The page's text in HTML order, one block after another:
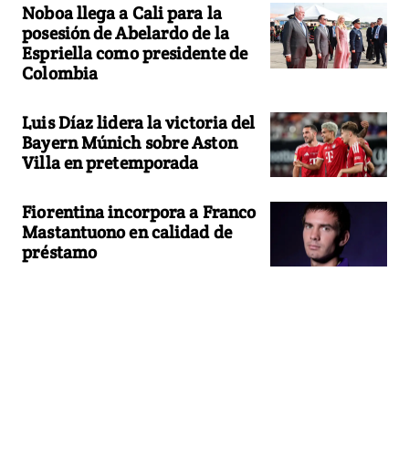
Noboa llega a Cali para la
posesión de Abelardo de la
Espriella como presidente de
Colombia
Luis Díaz lidera la victoria del
Bayern Múnich sobre Aston
Villa en pretemporada
Fiorentina incorpora a Franco
Mastantuono en calidad de
préstamo